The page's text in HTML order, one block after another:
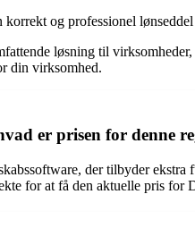
og professionel
løsning til
din virksomhed.
er prisen for denne
der tilbyder
for at få den aktuelle pris for